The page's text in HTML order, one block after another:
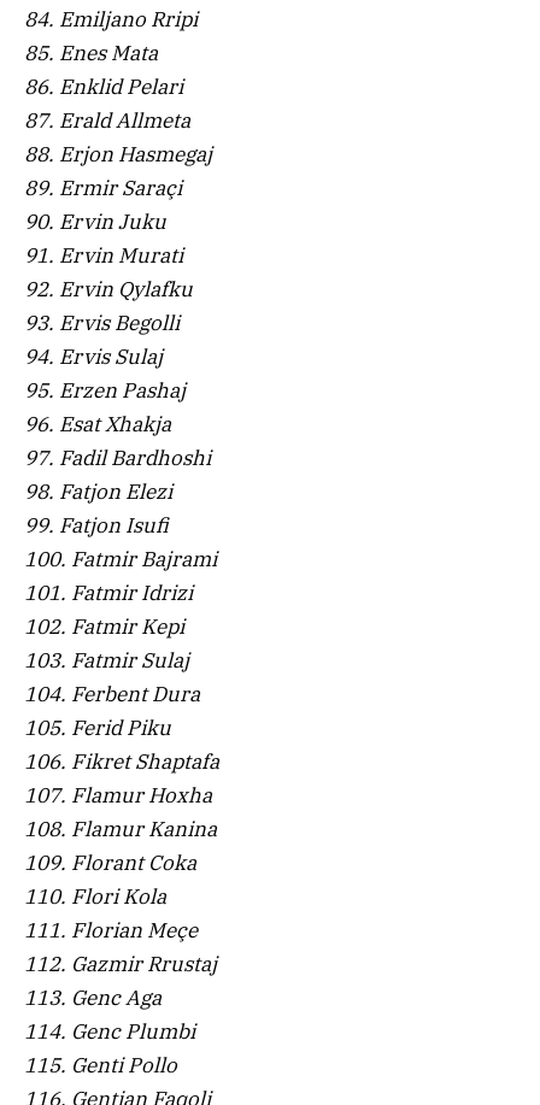
84. Emiljano Rripi
85. Enes Mata
86. Enklid Pelari
87. Erald Allmeta
88. Erjon Hasmegaj
89. Ermir Saraçi
90. Ervin Juku
91. Ervin Murati
92. Ervin Qylafku
93. Ervis Begolli
94. Ervis Sulaj
95. Erzen Pashaj
96. Esat Xhakja
97. Fadil Bardhoshi
98. Fatjon Elezi
99. Fatjon Isufi
100. Fatmir Bajrami
101. Fatmir Idrizi
102. Fatmir Kepi
103. Fatmir Sulaj
104. Ferbent Dura
105. Ferid Piku
106. Fikret Shaptafa
107. Flamur Hoxha
108. Flamur Kanina
109. Florant Coka
110. Flori Kola
111. Florian Meçe
112. Gazmir Rrustaj
113. Genc Aga
114. Genc Plumbi
115. Genti Pollo
116. Gentian Faqoli